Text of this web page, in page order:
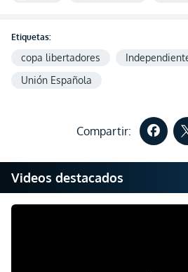
Etiquetas:
copa libertadores
Unión Española
Compartir:
Videos destacados